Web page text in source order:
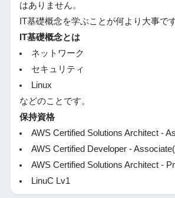
はありません。
IT基礎概念を学ぶことが何より大事です
IT基礎概念とは
ネットワーク
セキュリティ
Linux
などのことです。
保持資格
AWS Certified Solutions Architect -
AWS Certified Developer -
AWS Certified Solutions Architect -
LinuC Lv1